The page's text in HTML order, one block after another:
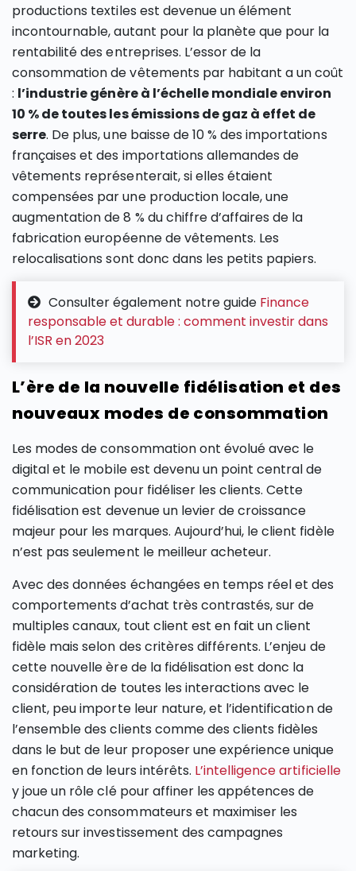
productions textiles est devenue un élément
incontournable, autant pour la planète que pour la
rentabilité des entreprises. L’essor de la
consommation de vêtements par habitant a un coût
: l’industrie génère à l’échelle mondiale environ
10 % de toutes les émissions de gaz à effet de
serre. De plus, une baisse de 10 % des importations
françaises et des importations allemandes de
vêtements représenterait, si elles étaient
compensées par une production locale, une
augmentation de 8 % du chiffre d’affaires de la
fabrication européenne de vêtements. Les
relocalisations sont donc dans les petits papiers.
Consulter également notre guide Finance
responsable et durable : comment investir dans
l’ISR en 2023
L’ère de la nouvelle fidélisation et des
nouveaux modes de consommation
Les modes de consommation ont évolué avec le
digital et le mobile est devenu un point central de
communication pour fidéliser les clients. Cette
fidélisation est devenue un levier de croissance
majeur pour les marques. Aujourd’hui, le client fidèle
n’est pas seulement le meilleur acheteur.
Avec des données échangées en temps réel et des
comportements d’achat très contrastés, sur de
multiples canaux, tout client est en fait un client
fidèle mais selon des critères différents. L’enjeu de
cette nouvelle ère de la fidélisation est donc la
considération de toutes les interactions avec le
client, peu importe leur nature, et l’identification de
l’ensemble des clients comme des clients fidèles
dans le but de leur proposer une expérience unique
en fonction de leurs intérêts. L’intelligence artificielle
y joue un rôle clé pour affiner les appétences de
chacun des consommateurs et maximiser les
retours sur investissement des campagnes
marketing.